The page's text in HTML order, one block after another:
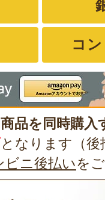
コ
品を同時購入
となります（
ビニ後払いを